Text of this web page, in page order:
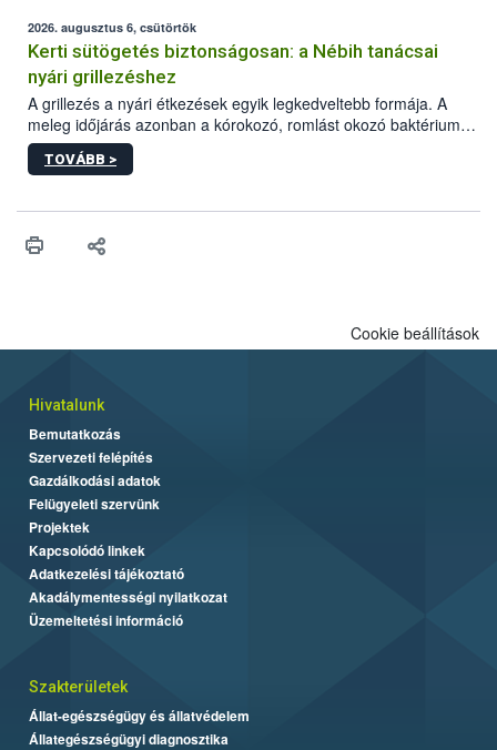
érésű szőlőkben is legyen lehetőség a károsító elleni további
védekezésre. Az Oroganic készítmény kis kiszerelésben kiskerti
felhasználók számára is elérhető és ökológiai termesztésben is
engedélyezett.
2026. augusztus 6, csütörtök
Kerti sütögetés biztonságosan: a Nébih tanácsai
nyári grillezéshez
A grillezés a nyári étkezések egyik legkedveltebb formája. A
meleg időjárás azonban a kórokozó, romlást okozó baktériumok
gyorsabb szaporodásának is kedvez. A szabadtéri sütögetés
ezért nem csupán a megfelelő sütési technikáról szól: legalább
higiéniai szabályok betartása, a megfelelő hőkezelés, valamint a
biztonsági Hivatal (Nébih) Oktatási Programja összegyűjtötte a
TOVÁBB >
Cookie beállítások
Hivatalunk
Bemutatkozás
Szervezeti felépítés
Gazdálkodási adatok
Felügyeleti szervünk
Projektek
Kapcsolódó linkek
Adatkezelési tájékoztató
Akadálymentességi nyilatkozat
Üzemeltetési információ
Szakterületek
Állat-egészségügy és állatvédelem
Állategészségügyi diagnosztika